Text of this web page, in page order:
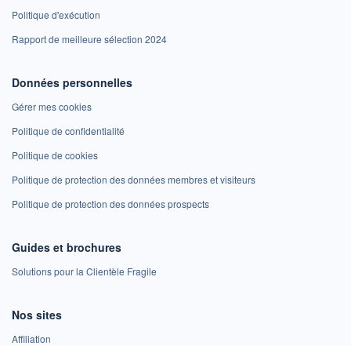
Politique d'exécution
Rapport de meilleure sélection 2024
Données personnelles
Gérer mes cookies
Politique de confidentialité
Politique de cookies
Politique de protection des données membres et visiteurs
Politique de protection des données prospects
Guides et brochures
Solutions pour la Clientèle Fragile
Nos sites
Affiliation